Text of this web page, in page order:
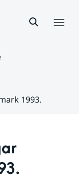
1993.